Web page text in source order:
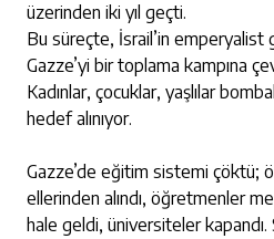
üzerinden iki yıl geçti.
Bu süreçte, İsrail’in emperyalist
Gazze’yi bir toplama kampına
Kadınlar, çocuklar, yaşlılar
hedef alınıyor.
Gazze’de eğitim sistemi çöktü;
ellerinden alındı, öğretmenler
hale geldi, üniversiteler kapandı.